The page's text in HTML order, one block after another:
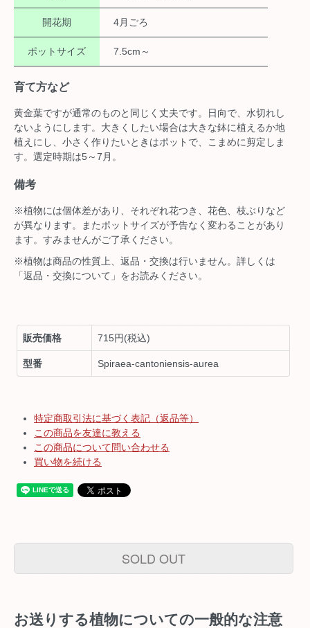
開花期 4月ごろ
ポットサイズ 7.5cm～
育て方など
黄金葉ですが通常のものと同じく丈夫です。日向で、水切れし
ないようにします。大きくしたい場合は大きな鉢に植えるか地
植えにし、小さく作りたいときはポットで、こまめに剪定しま
す。選定時期は5～7月。
備考
※植物には個体差があり、それぞれ花つき、花色、枝ぶりなど
が異なります。またポットサイズが予告なく変わることがあり
ます。すみませんがご了承ください。
※植物は商品の性質上、返品・交換は行いません。詳しくは
「返品・交換について」をお読みください。
販売価格 715円(税込)
型番 Spiraea-cantoniensis-aurea
特定商取引法に基づく表記（返品等）
この商品を友達に教える
この商品について問い合わせる
買い物を続ける
SOLD OUT
お送りする植物についての一般的な注意